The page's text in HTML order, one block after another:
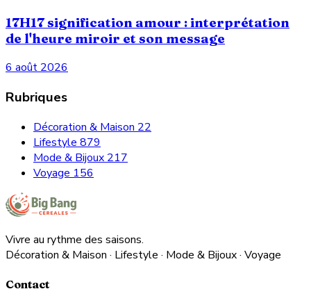
17H17 signification amour : interprétation
de l'heure miroir et son message
6 août 2026
Rubriques
Décoration & Maison 22
Lifestyle 879
Mode & Bijoux 217
Voyage 156
Vivre au rythme des saisons.
Décoration & Maison · Lifestyle · Mode & Bijoux · Voyage
Contact